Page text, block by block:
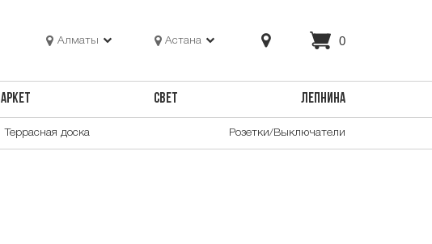
Алматы Астана 0
ПАРКЕТ СВЕТ ЛЕПНИНА
Террасная доска Розетки/Выключатели